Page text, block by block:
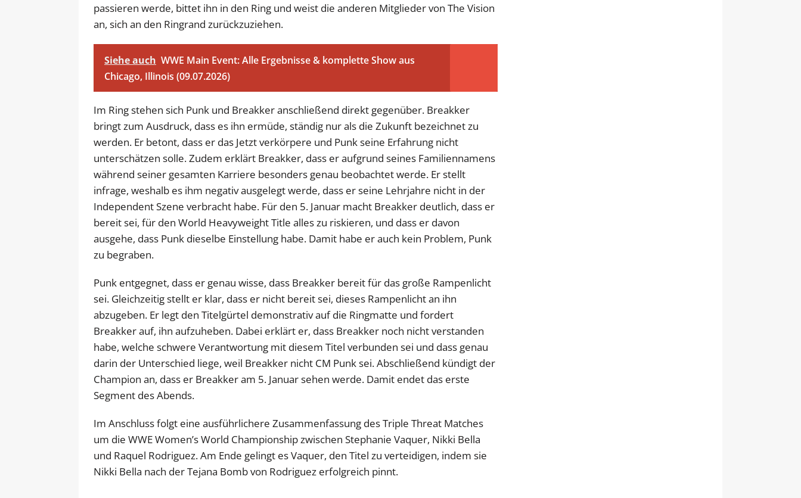
passieren werde, bittet ihn in den Ring und weist die anderen Mitglieder von The Vision
an, sich an den Ringrand zurückzuziehen.
Siehe auch WWE Main Event: Alle Ergebnisse & komplette Show aus
Chicago, Illinois (09.07.2026)
Im Ring stehen sich Punk und Breakker anschließend direkt gegenüber. Breakker
bringt zum Ausdruck, dass es ihn ermüde, ständig nur als die Zukunft bezeichnet zu
werden. Er betont, dass er das Jetzt verkörpere und Punk seine Erfahrung nicht
unterschätzen solle. Zudem erklärt Breakker, dass er aufgrund seines Familiennamens
während seiner gesamten Karriere besonders genau beobachtet werde. Er stellt
infrage, weshalb es ihm negativ ausgelegt werde, dass er seine Lehrjahre nicht in der
Independent Szene verbracht habe. Für den 5. Januar macht Breakker deutlich, dass er
bereit sei, für den World Heavyweight Title alles zu riskieren, und dass er davon
ausgehe, dass Punk dieselbe Einstellung habe. Damit habe er auch kein Problem, Punk
zu begraben.
Punk entgegnet, dass er genau wisse, dass Breakker bereit für das große Rampenlicht
sei. Gleichzeitig stellt er klar, dass er nicht bereit sei, dieses Rampenlicht an ihn
abzugeben. Er legt den Titelgürtel demonstrativ auf die Ringmatte und fordert
Breakker auf, ihn aufzuheben. Dabei erklärt er, dass Breakker noch nicht verstanden
habe, welche schwere Verantwortung mit diesem Titel verbunden sei und dass genau
darin der Unterschied liege, weil Breakker nicht CM Punk sei. Abschließend kündigt der
Champion an, dass er Breakker am 5. Januar sehen werde. Damit endet das erste
Segment des Abends.
Im Anschluss folgt eine ausführlichere Zusammenfassung des Triple Threat Matches
um die WWE Women’s World Championship zwischen Stephanie Vaquer, Nikki Bella
und Raquel Rodriguez. Am Ende gelingt es Vaquer, den Titel zu verteidigen, indem sie
Nikki Bella nach der Tejana Bomb von Rodriguez erfolgreich pinnt.